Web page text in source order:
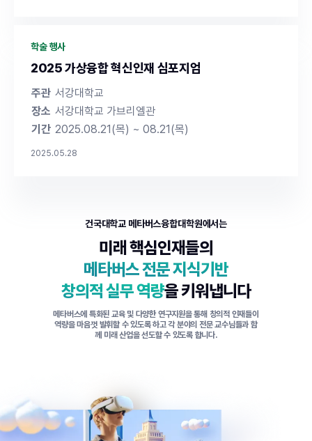
학술 행사
2025 가상융합 혁신인재 심포지엄
주관 서강대학교
장소 서강대학교 가브리엘관
기간 2025.08.21(목) ~ 08.21(목)
2025.05.28
건국대학교 메타버스융합대학원에서는
미래 핵심인재들의
메타버스 전문 지식기반
창의적 실무 역량을 키워냅니다
메타버스에 특화된 교육 및 다양한 연구지원을 통해 창의적 인재들이
역량을 마음껏 발휘할 수 있도록 하고각 분야의 전문 교수님들과 함
께 미래 산업을 선도할 수 있도록 합니다.